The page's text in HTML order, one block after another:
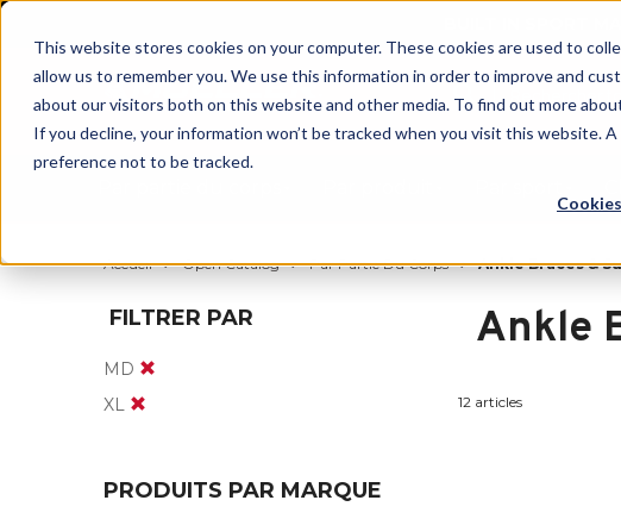
This website stores cookies on your computer. These cookies are used to
allow us to remember you. We use this information in order to improve and
about our visitors both on this website and other media. To find out more
If you decline, your information won’t be tracked when you visit this website.
preference not to be tracked.
Accueil Open Catalog Par Partie Du Corps Ankle Braces &
FILTRER PAR
MD
XL
PRODUITS PAR MARQUE
Ankle
12 articles